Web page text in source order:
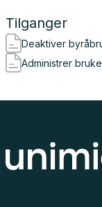
Tilganger
Deaktiver
Administrer